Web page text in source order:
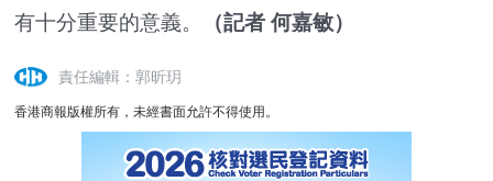
有十分重要的意義。
（記者 何嘉敏）
責任編輯：郭昕玥
香港商報版權所有，未經書面允許不得使用。